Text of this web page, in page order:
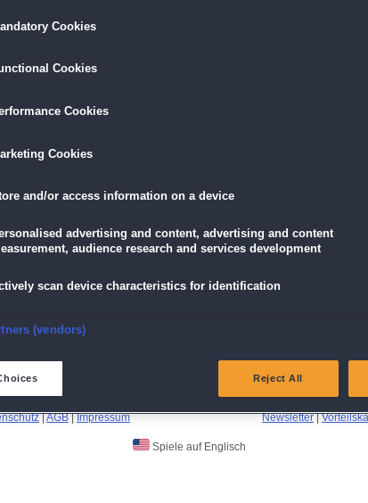
|AGB|Impressum Newsletter|
Spiele auf Englisch
Cookies
Cookies
Cookies
Cookies
and/or access information on a device
advertising and content, advertising and content
audience research and services development
scan device characteristics for identification
security, prevent and detect fraud, and fix errors
and combine data from other data sources
(vendors)
Reject All